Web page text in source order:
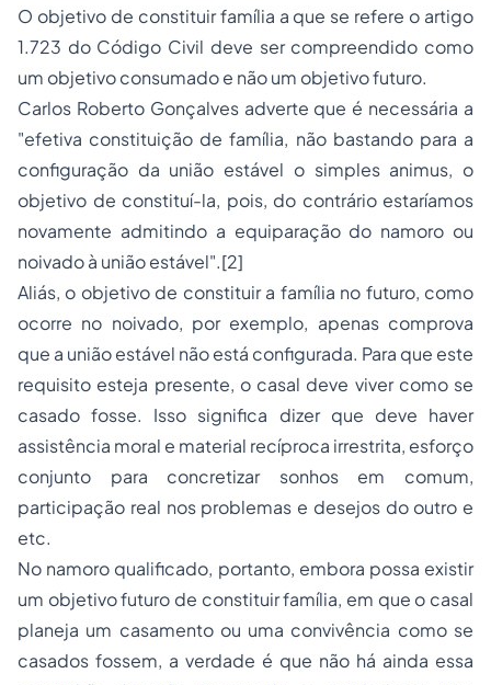
O objetivo de constituir família a que se refere o artigo
1.723 do Código Civil deve ser compreendido como
um objetivo consumado e não um objetivo futuro.
Carlos Roberto Gonçalves adverte que é necessária a
"efetiva constituição de família, não bastando para a
configuração da união estável o simples animus, o
objetivo de constituí-la, pois, do contrário estaríamos
novamente admitindo a equiparação do namoro ou
noivado à união estável".[2]
Aliás, o objetivo de constituir a família no futuro, como
ocorre no noivado, por exemplo, apenas comprova
que a união estável não está configurada. Para que este
requisito esteja presente, o casal deve viver como se
casado fosse. Isso significa dizer que deve haver
assistência moral e material recíproca irrestrita, esforço
conjunto para concretizar sonhos em comum,
participação real nos problemas e desejos do outro e
etc.
No namoro qualificado, portanto, embora possa existir
um objetivo futuro de constituir família, em que o casal
planeja um casamento ou uma convivência como se
casados fossem, a verdade é que não há ainda essa